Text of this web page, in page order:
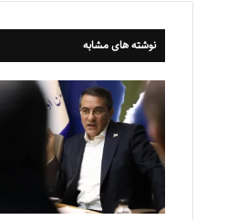
نوشته های مشابه